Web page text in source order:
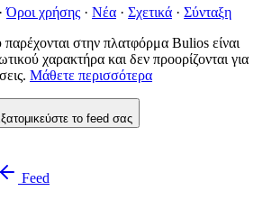
· Όροι χρήσης · Νέα · Σχετικά · Σύνταξη
στην πλατφόρμα Bulios είναι
χαρακτήρα και δεν προορίζονται για
Μάθετε περισσότερα
το feed σας
Feed